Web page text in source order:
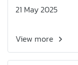
21 May 2025
View more